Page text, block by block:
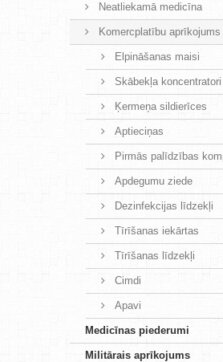
Neatliekamā medicīna
Komercplatību aprīkojums
Elpināšanas maisi
Skābekļa koncentratori
Ķermeņa sildierīces
Aptieciņas
Pirmās palīdzības
Apdegumu ziede
Dezinfekcijas līdzekļi
Tīrīšanas iekārtas
Tīrīšanas līdzekļi
Cimdi
Apavi
Medicīnas piederumi
Militārais aprīkojums